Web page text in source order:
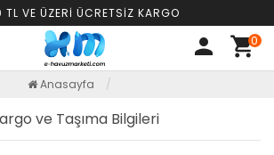
VE ÜZERİ ÜCRETSİZ KARGO
person shopping_cart0
Anasayfa
ve Taşıma Bilgileri